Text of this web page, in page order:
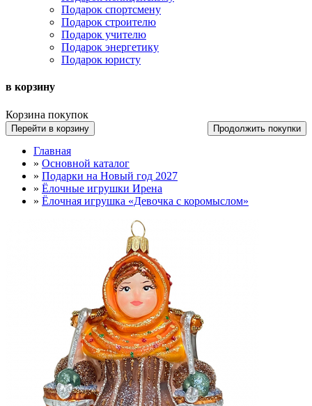
Подарок спортсмену
Подарок строителю
Подарок учителю
Подарок энергетику
Подарок юристу
в корзину
Корзина покупок
Перейти в корзину Продолжить покупки
Главная
» Основной каталог
» Подарки на Новый год 2027
» Ёлочные игрушки Ирена
» Ёлочная игрушка «Девочка с коромыслом»